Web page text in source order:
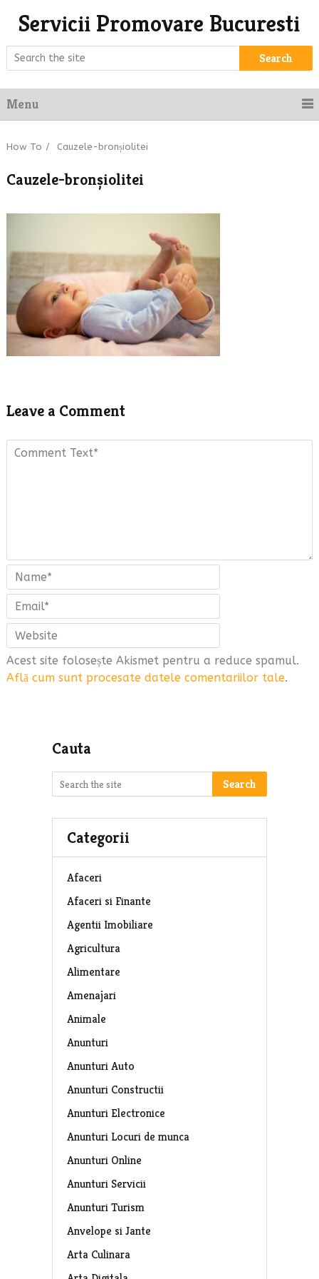
Servicii Promovare Bucuresti
Search
Menu
How To / Cauzele-bronșiolitei
Cauzele-bronșiolitei
Leave a Comment
Acest site folosește Akismet pentru a reduce spamul.
Află cum sunt procesate datele comentariilor tale.
Cauta
Search
Categorii
Afaceri
Afaceri si Finante
Agentii Imobiliare
Agricultura
Alimentare
Amenajari
Animale
Anunturi
Anunturi Auto
Anunturi Constructii
Anunturi Electronice
Anunturi Locuri de munca
Anunturi Online
Anunturi Servicii
Anunturi Turism
Anvelope si Jante
Arta Culinara